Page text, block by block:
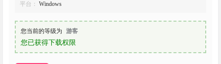
平台： Windows
您当前的等级为 游客
您已获得下载权限